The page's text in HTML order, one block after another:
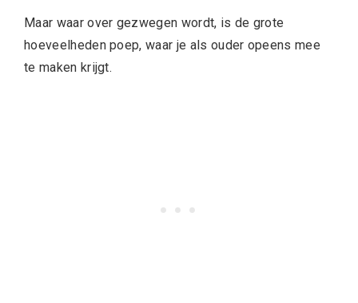
Maar waar over gezwegen wordt, is de grote
hoeveelheden poep, waar je als ouder opeens mee
te maken krijgt.